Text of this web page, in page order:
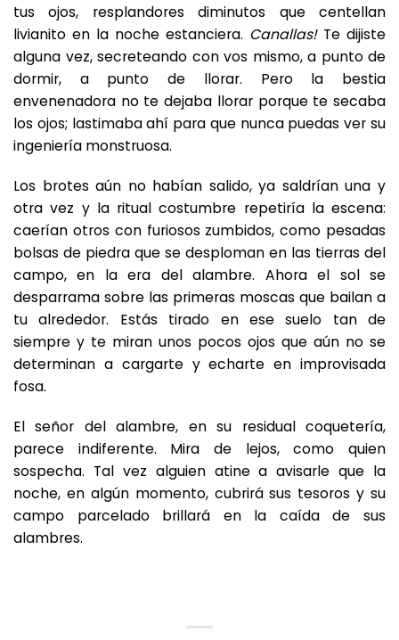
tus ojos, resplandores diminutos que centellan
livianito en la noche estanciera. Canallas!Te dijiste
alguna vez, secreteando con vos mismo, a punto de
dormir, a punto de llorar. Pero la bestia
envenenadora no te dejaba llorar porque te secaba
los ojos; lastimaba ahí para que nunca puedas ver su
ingeniería monstruosa.
Los brotes aún no habían salido, ya saldrían una y
otra vez y la ritual costumbre repetiría la escena:
caerían otros con furiosos zumbidos, como pesadas
bolsas de piedra que se desploman en las tierras del
campo, en la era del alambre. Ahora el sol se
desparrama sobre las primeras moscas que bailan a
tu alrededor. Estás tirado en ese suelo tan de
siempre y te miran unos pocos ojos que aún no se
determinan a cargarte y echarte en improvisada
fosa.
El señor del alambre, en su residual coquetería,
parece indiferente. Mira de lejos, como quien
sospecha. Tal vez alguien atine a avisarle que la
noche, en algún momento, cubrirá sus tesoros y su
campo parcelado brillará en la caída de sus
alambres.